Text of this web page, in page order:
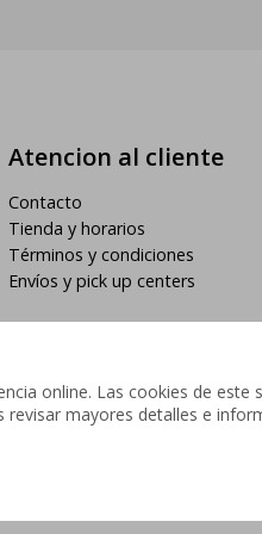
online. Las cookies de
revisar mayores detalles e
Atencion al cliente
Contacto
Tienda y horarios
Términos y condiciones
Envíos y pick up centers